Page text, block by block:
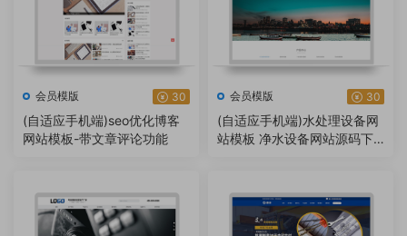
会员模版 30
(自适应手机端)seo优化博客
网站模板-带文章评论功能
会员模版 30
(自适应手机端)水处理设备网
站模板 净水设备网站源码下